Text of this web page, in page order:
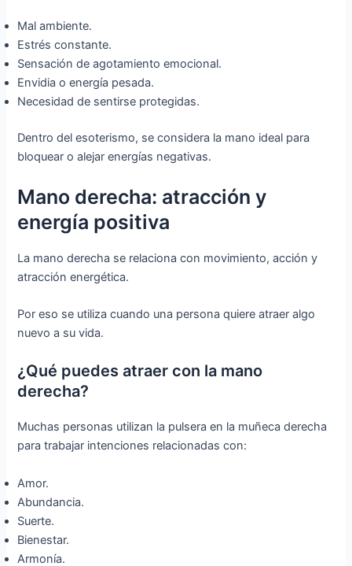
Mal ambiente.
Estrés constante.
Sensación de agotamiento emocional.
Envidia o energía pesada.
Necesidad de sentirse protegidas.
Dentro del esoterismo, se considera la mano ideal para
bloquear o alejar energías negativas.
Mano derecha: atracción y
energía positiva
La mano derecha se relaciona con movimiento, acción y
atracción energética.
Por eso se utiliza cuando una persona quiere atraer algo
nuevo a su vida.
¿Qué puedes atraer con la mano
derecha?
Muchas personas utilizan la pulsera en la muñeca derecha
para trabajar intenciones relacionadas con:
Amor.
Abundancia.
Suerte.
Bienestar.
Armonía.